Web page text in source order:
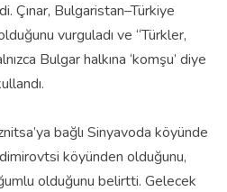
Çınar, Bulgaristan–Türkiye
vurguladı ve “Türkler,
Bulgar halkına ‘komşu’ diye
bağlı Sinyavoda köyünde
köyünden olduğunu,
olduğunu belirtti. Gelecek